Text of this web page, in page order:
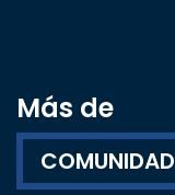
Más de
COMUNIDAD